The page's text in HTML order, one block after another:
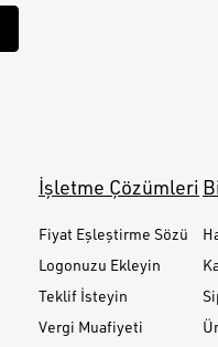
İşletme Çözümleri
Fiyat Eşleştirme Sözü
Logonuzu Ekleyin
Teklif İsteyin
Vergi Muafiyeti